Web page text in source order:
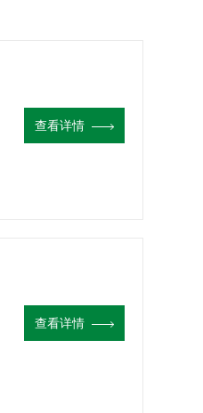
查看详情
查看详情